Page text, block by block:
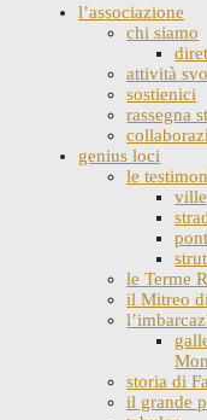
l’associazione
chi siamo
attività
sostienici
rassegna
genius loci
le
ville
le Terme
il Mitreo
storia di
il grande